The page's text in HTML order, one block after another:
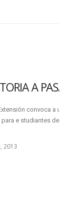
rentada en la